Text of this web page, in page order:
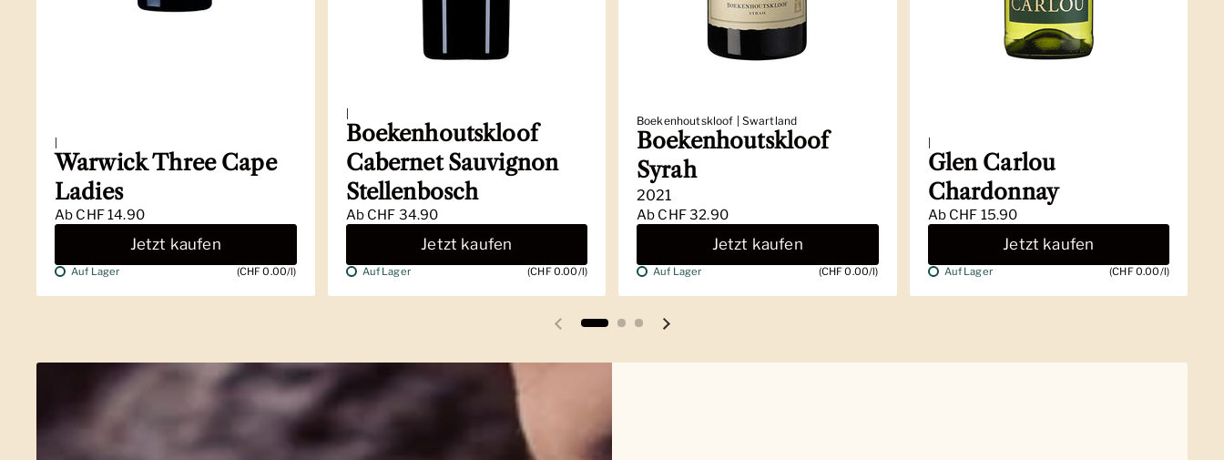
Warwick Three Cape
Ladies
Ab CHF 14.90
Jetzt kaufen
Auf Lager (CHF 0.00/l)
Boekenhoutskloof
Cabernet Sauvignon
Stellenbosch
Ab CHF 34.90
Jetzt kaufen
Auf Lager (CHF 0.00/l)
Boekenhoutskloof | Swartland
Boekenhoutskloof
Syrah
2021
Ab CHF 32.90
Jetzt kaufen
Auf Lager (CHF 0.00/l)
Glen Carlou
Chardonnay
Ab CHF 15.90
Jetzt kaufen
Auf Lager (CHF 0.00/l)
Vorherige Folie Nächste Folie